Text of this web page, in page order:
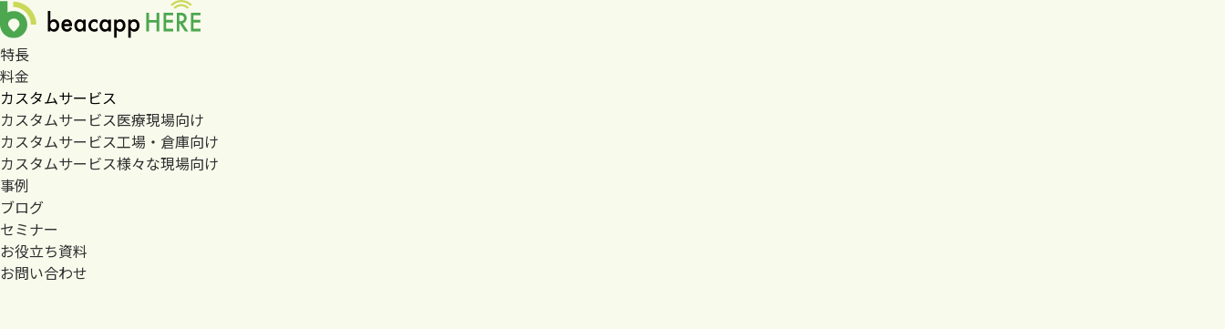
特長
料金
カスタムサービス
カスタムサービス医療現場向け
カスタムサービス工場・倉庫向け
カスタムサービス様々な現場向け
事例
ブログ
セミナー
お役立ち資料
お問い合わせ